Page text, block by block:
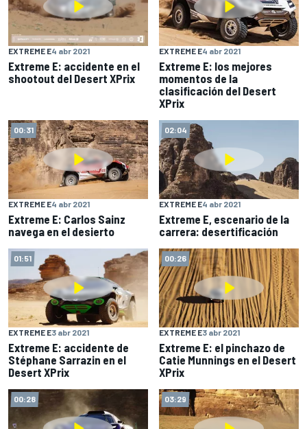
EXTREME E4 abr 2021
Extreme E: accidente en el
shootout del Desert XPrix
EXTREME E4 abr 2021
Extreme E: los mejores
momentos de la
clasificación del Desert
XPrix
00:31
EXTREME E4 abr 2021
Extreme E: Carlos Sainz
navega en el desierto
02:04
EXTREME E4 abr 2021
Extreme E, escenario de la
carrera: desertificación
01:51
EXTREME E3 abr 2021
Extreme E: accidente de
Stéphane Sarrazin en el
Desert XPrix
00:26
EXTREME E3 abr 2021
Extreme E: el pinchazo de
Catie Munnings en el Desert
XPrix
00:28 03:29